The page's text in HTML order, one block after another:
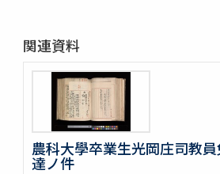
関連資料
農科大學卒業生光岡庄司教
達ノ件